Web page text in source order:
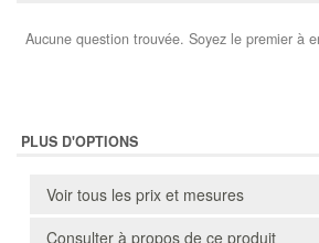
Aucune question trouvée. Soyez le premier à
PLUS D'OPTIONS
Voir tous les prix et mesures
Consulter à propos de ce produit